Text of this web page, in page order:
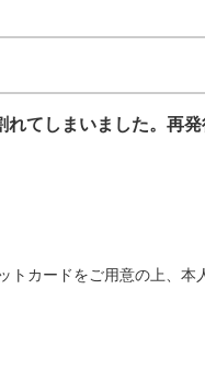
れてしまいました。再
カードをご用意の上、本